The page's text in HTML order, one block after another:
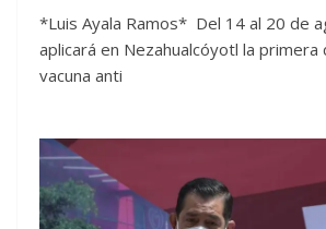
*Luis Ayala Ramos* Del 14 al 20 de
aplicará en Nezahualcóyotl la primera
vacuna anti